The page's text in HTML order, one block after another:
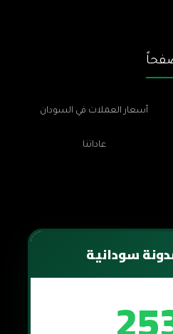
أسعار العملات في السودان
عاداتنا
سودانية